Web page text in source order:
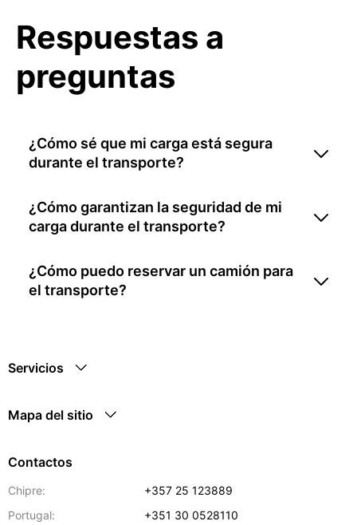
Respuestas a
preguntas
¿Cómo sé que mi carga está segura
durante el transporte?
¿Cómo garantizan la seguridad de mi
carga durante el transporte?
¿Cómo puedo reservar un camión para
el transporte?
Servicios
Mapa del sitio
Contactos
Chipre:
+357 25 123889
Portugal:
+351 30 0528110